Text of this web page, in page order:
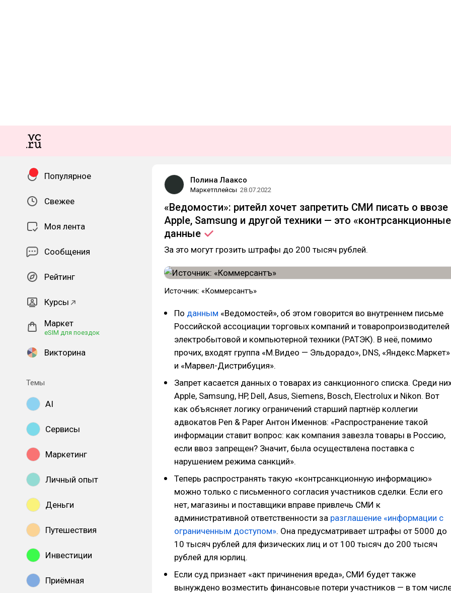
Популярное
Свежее
Моя лента
Сообщения
Рейтинг
Курсы
Маркет
eSIM для поездок
Викторина
Темы
AI
Сервисы
Маркетинг
Личный опыт
Деньги
Путешествия
Инвестиции
Приёмная
Полина Лааксо
Маркетплейсы 28.07.2022
«Ведомости»: ритейл хочет запретить СМИ писать о ввозе
Apple, Samsung и другой техники — это
данные
За это могут грозить штрафы до 200 тысяч рублей.
Источник: «Коммерсантъ»
По данным «Ведомостей», об этом говорится во внутреннем письме
Российской ассоциации торговых компаний и товаропроизводителей
электробытовой и компьютерной техники (РАТЭК). В неё, помимо
прочих, входят группа «М.Видео — Эльдорадо», DNS, «Яндекс.Маркет»
и «Марвел-Дистрибуция».
Запрет касается данных о товарах из санкционного списка. Среди
Apple, Samsung, HP, Dell, Asus, Siemens, Bosch, Electrolux и Nikon. Вот
как объясняет логику ограничений старший партнёр коллегии
адвокатов Pen & Paper Антон Именнов: «Распространение такой
информации ставит вопрос: как компания завезла товары в Россию,
если ввоз запрещен? Значит, была осуществлена поставка с
нарушением режима санкций».
Теперь распространять такую «контрсанкционную информацию»
можно только с письменного согласия участников сделки. Если его
нет, магазины и поставщики вправе привлечь СМИ к
административной ответственности за разглашение «информации с
ограниченным доступом». Она предусматривает штрафы от 5000 до
10 тысяч рублей для физических лиц и от 100 тысяч до 200 тысяч
рублей для юрлиц.
Если суд признает «акт причинения вреда», СМИ будет также
вынуждено возместить финансовые потери участников — в том